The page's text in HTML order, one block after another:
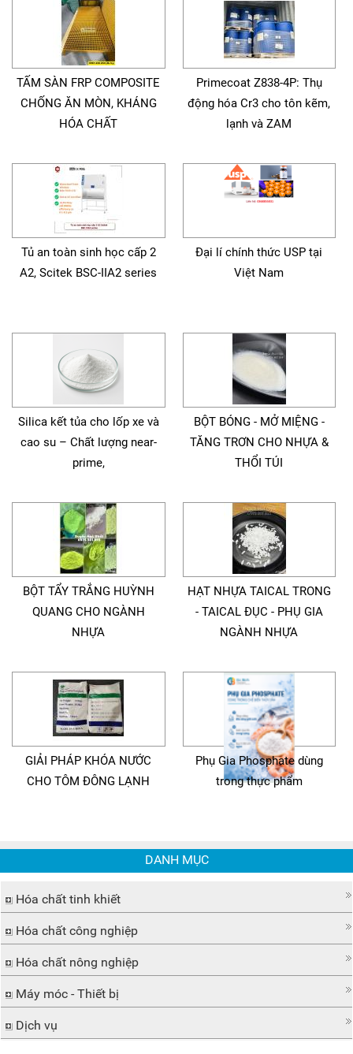
TẤM SÀN FRP COMPOSITE
CHỐNG ĂN MÒN, KHÁNG
HÓA CHẤT
Primecoat Z838-4P: Thụ
động hóa Cr3 cho tôn kẽm,
lạnh và ZAM
Tủ an toàn sinh học cấp 2
A2, Scitek BSC-IIA2 series
Đại lí chính thức USP tại
Việt Nam
Silica kết tủa cho lốp xe và
cao su – Chất lượng near-
prime,
BỘT BÓNG - MỞ MIỆNG -
TĂNG TRƠN CHO NHỰA &
THỔI TÚI
BỘT TẨY TRẮNG HUỲNH
QUANG CHO NGÀNH
NHỰA
HẠT NHỰA TAICAL TRONG
- TAICAL ĐỤC - PHỤ GIA
NGÀNH NHỰA
GIẢI PHÁP KHÓA NƯỚC
CHO TÔM ĐÔNG LẠNH
Phụ Gia Phosphate dùng
trong thực phẩm
DANH MỤC
Hóa chất tinh khiết
Hóa chất công nghiệp
Hóa chất nông nghiệp
Máy móc - Thiết bị
Dịch vụ